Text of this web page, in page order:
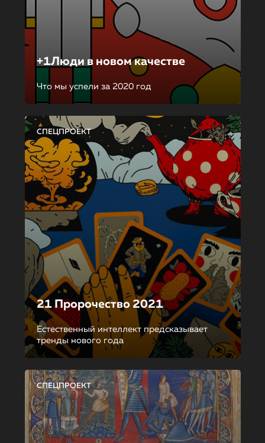
+1Люди в новом качестве
Что мы успели за 2020 год
СПЕЦПРОЕКТ
21 Пророчество 2021
Естественный интеллект предсказывает
тренды нового года
СПЕЦПРОЕКТ